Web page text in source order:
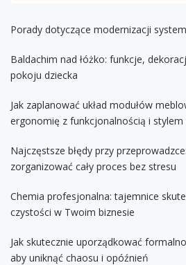
Porady dotyczące modernizacji
Baldachim nad łóżko: funkcje,
pokoju dziecka
Jak zaplanować układ modułów
ergonomię z funkcjonalnością i stylem
Najczęstsze błędy przy
zorganizować cały proces bez stresu
Chemia profesjonalna: tajemnice
czystości w Twoim biznesie
Jak skutecznie uporządkować
aby uniknąć chaosu i opóźnień